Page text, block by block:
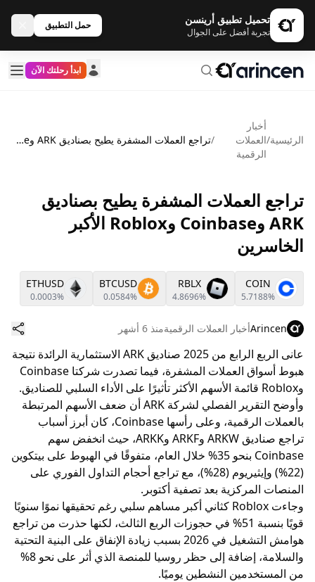
تحميل تطبيق أرينسن
تجربة أفضل على الجوال
حمل التطبيق
ابدأ رحلتك الآن
الرئيسية/
أخبار
العملات
الرقمية
/ تراجع العملات المشفرة يطيح بصناديق ARK وCoinbase وRoblox الأكبر الخاسرين
تراجع العملات المشفرة يطيح بصناديق
ARK وCoinbase وRoblox الأكبر
الخاسرين
COIN
5.7188%
RBLX
4.8696%
BTCUSD
0.0584%
ETHUSD
0.0003%
Arincenأخبار العملات الرقميةمنذ 6 أشهر
عانى الربع الرابع من 2025 صناديق ARK الاستثمارية الرائدة نتيجة
هبوط أسواق العملات المشفرة، فيما تصدرت شركتا Coinbase
وRoblox قائمة الأسهم الأكثر تأثيرًا على الأداء السلبي للصناديق.
وأوضح التقرير الفصلي لشركة ARK أن ضعف الأسهم المرتبطة
بالعملات الرقمية، وعلى رأسها Coinbase، كان أبرز أسباب
تراجع صناديق ARKW وARKF وARKK، حيث انخفض سهم
Coinbase بنحو 35% خلال العام، متفوقًا في الهبوط على بيتكوين
(22%) وإيثيريوم (28%)، مع تراجع أحجام التداول الفوري على
المنصات المركزية بعد تصفية أكتوبر.
وجاءت Roblox كثاني أكبر مساهم سلبي رغم تحقيقها نموًا سنويًا
قويًا بنسبة 51% في حجوزات الربع الثالث، لكنها حذرت من تراجع
هوامش التشغيل في 2026 بسبب زيادة الإنفاق على البنية التحتية
والسلامة، إضافة إلى حظر روسيا للمنصة الذي أثر على نحو 8%
من المستخدمين النشطين يوميًا.